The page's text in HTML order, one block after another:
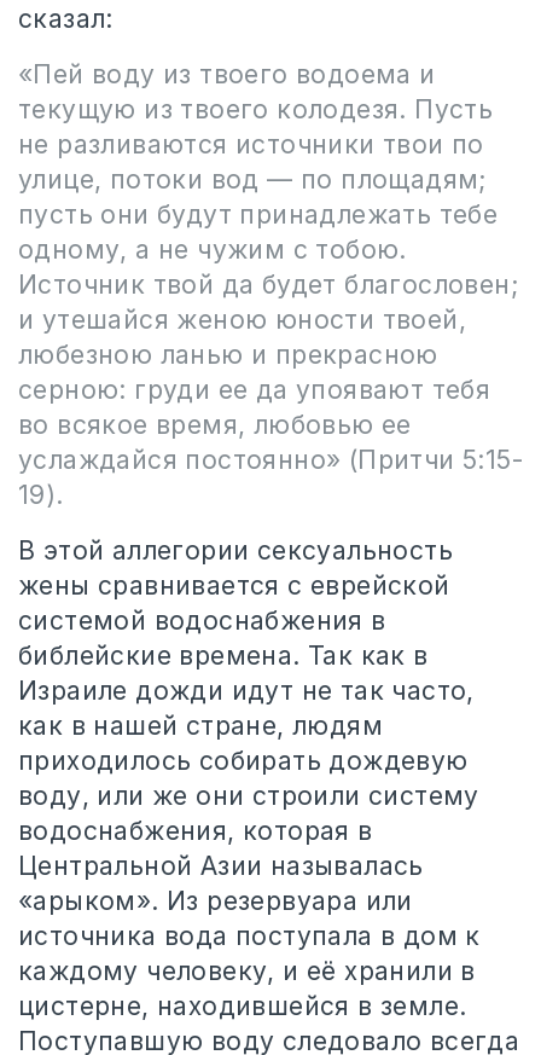
сказал:
«Пей воду из твоего водоема и
текущую из твоего колодезя. Пусть
не разливаются источники твои по
улице, потоки вод — по площадям;
пусть они будут принадлежать тебе
одному, а не чужим с тобою.
Источник твой да будет благословен;
и утешайся женою юности твоей,
любезною ланью и прекрасною
серною: груди ее да упоявают тебя
во всякое время, любовью ее
услаждайся постоянно» (Притчи 5:15-
19).
В этой аллегории сексуальность
жены сравнивается с еврейской
системой водоснабжения в
библейские времена. Так как в
Израиле дожди идут не так часто,
как в нашей стране, людям
приходилось собирать дождевую
воду, или же они строили систему
водоснабжения, которая в
Центральной Азии называлась ​​
«арыком». Из резервуара или
источника вода поступала в дом к
каждому человеку, и её хранили в
цистерне, находившейся в земле.
Поступавшую воду следовало всегда